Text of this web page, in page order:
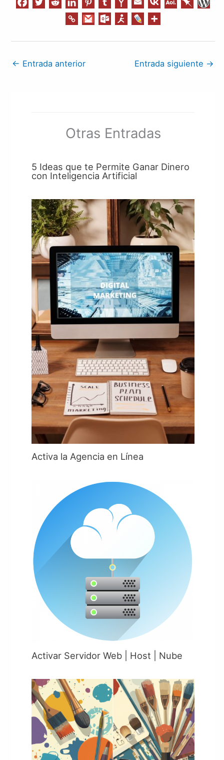
← Entrada anterior Entrada siguiente →
Otras Entradas
5 Ideas que te Permite Ganar Dinero
con Inteligencia Artificial
Activa la Agencia en Línea
Activar Servidor Web | Host | Nube